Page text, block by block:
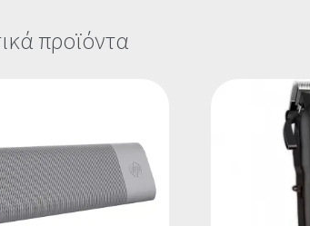
προϊόντα